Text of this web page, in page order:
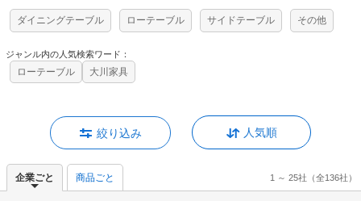
ダイニングテーブル ローテーブル サイドテーブル その他
ジャンル内の人気検索ワード：
ローテーブル 大川家具
絞り込み 人気順
企業ごと 商品ごと 1 ～ 25社 （全136社）